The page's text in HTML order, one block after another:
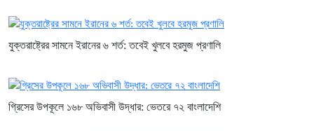
যুক্তরাষ্ট্রের সামনে ইরানের ৬ শর্ত: তবেই খুলবে হরমুজ প্রণালি
গ্রিসের উপকূলে ১৬৮ অভিবাসী উদ্ধার: ভেতরে ৭২ বাংলাদেশি